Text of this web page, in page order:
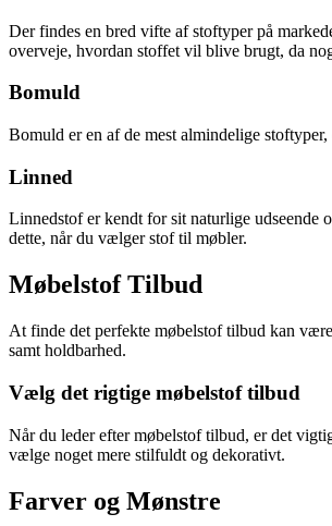
Der findes en bred vifte af stoftyper på
overveje, hvordan stoffet vil blive brugt, da
Bomuld
Bomuld er en af de mest almindelige
Linned
Linnedstof er kendt for sit naturlige udseende
dette, når du vælger stof til møbler.
Møbelstof Tilbud
At finde det perfekte møbelstof tilbud kan
samt holdbarhed.
Vælg det rigtige møbelstof tilbud
Når du leder efter møbelstof tilbud, er det
vælge noget mere stilfuldt og dekorativt.
Farver og Mønstre